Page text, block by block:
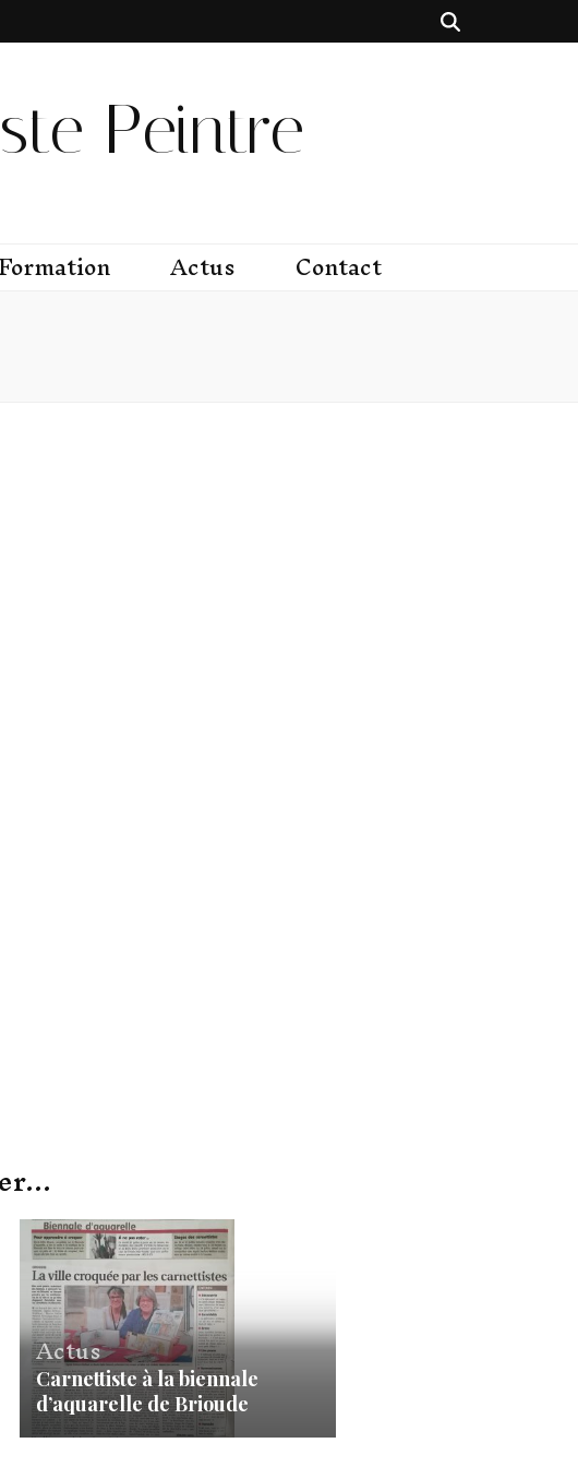
Peintre
Actus Contact
Actus
Carnettiste à la biennale
d’aquarelle de Brioude